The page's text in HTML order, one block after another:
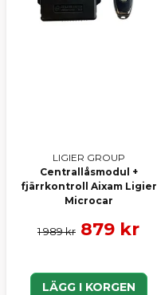
LIGIER GROUP
Centrallåsmodul +
fjärrkontroll Aixam Ligier
Microcar
1 989 kr 879 kr
LÄGG I KORGEN